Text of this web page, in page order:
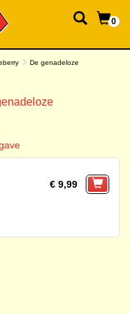
0
De genadeloze
€ 9,99